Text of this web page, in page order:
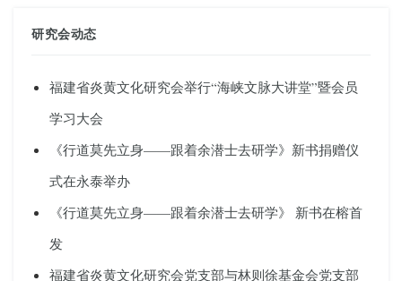
研究会动态
福建省炎黄文化研究会举行“海峡文脉大讲堂”暨会员
学习大会
《行道莫先立身——跟着余潜士去研学》新书捐赠仪
式在永泰举办
《行道莫先立身——跟着余潜士去研学》 新书在榕首
发
福建省炎黄文化研究会党支部与林则徐基金会党支部